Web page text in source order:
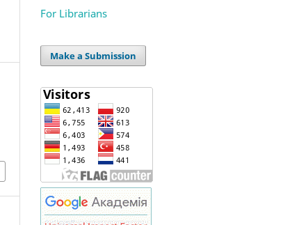
For Librarians
Make a Submission